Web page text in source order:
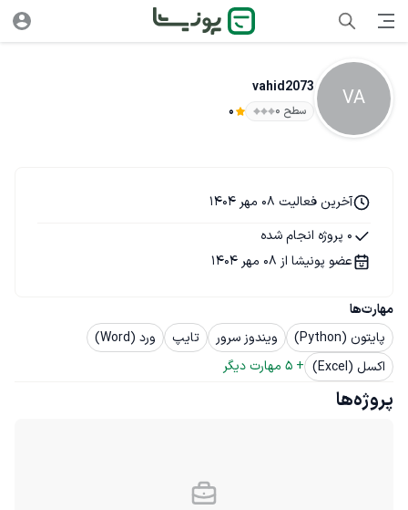
VA
vahid2073
سطح ۰ 0
مهارت‌ها
پایتون (Python)
ویندوز سرور تایپ
ورد (Word)
اکسل (Excel)
+
5 مهارت دیگر
آخرین فعالیت 08 مهر 1404
0 پروژه انجام شده
عضو پونیشا از 08 مهر 1404
پروژه‌ها